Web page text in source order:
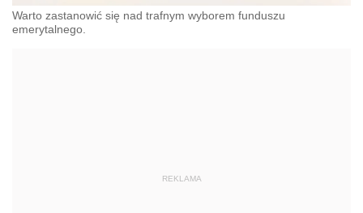
Warto zastanowić się nad trafnym wyborem funduszu
emerytalnego.